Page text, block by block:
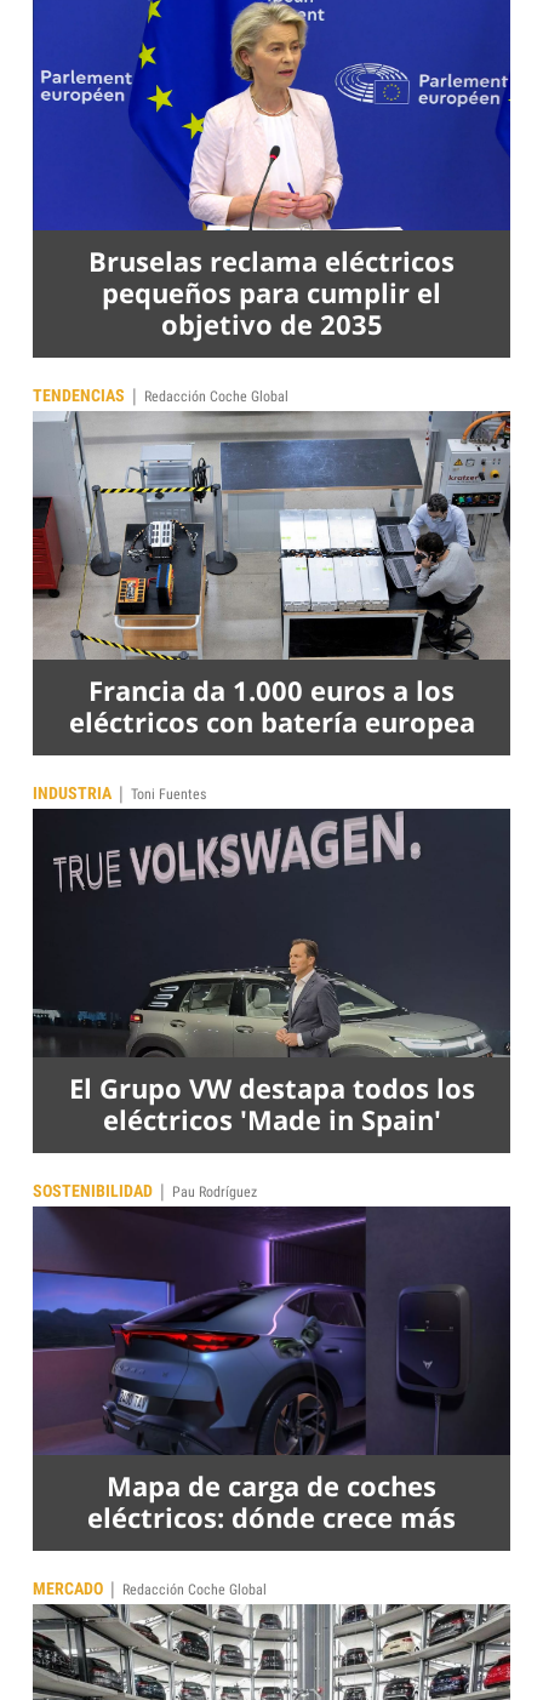
Bruselas reclama eléctricos
pequeños para cumplir el
objetivo de 2035
TENDENCIAS | Redacción Coche Global
Francia da 1.000 euros a los
eléctricos con batería europea
INDUSTRIA | Toni Fuentes
El Grupo VW destapa todos los
eléctricos 'Made in Spain'
SOSTENIBILIDAD | Pau Rodríguez
Mapa de carga de coches
eléctricos: dónde crece más
MERCADO | Redacción Coche Global